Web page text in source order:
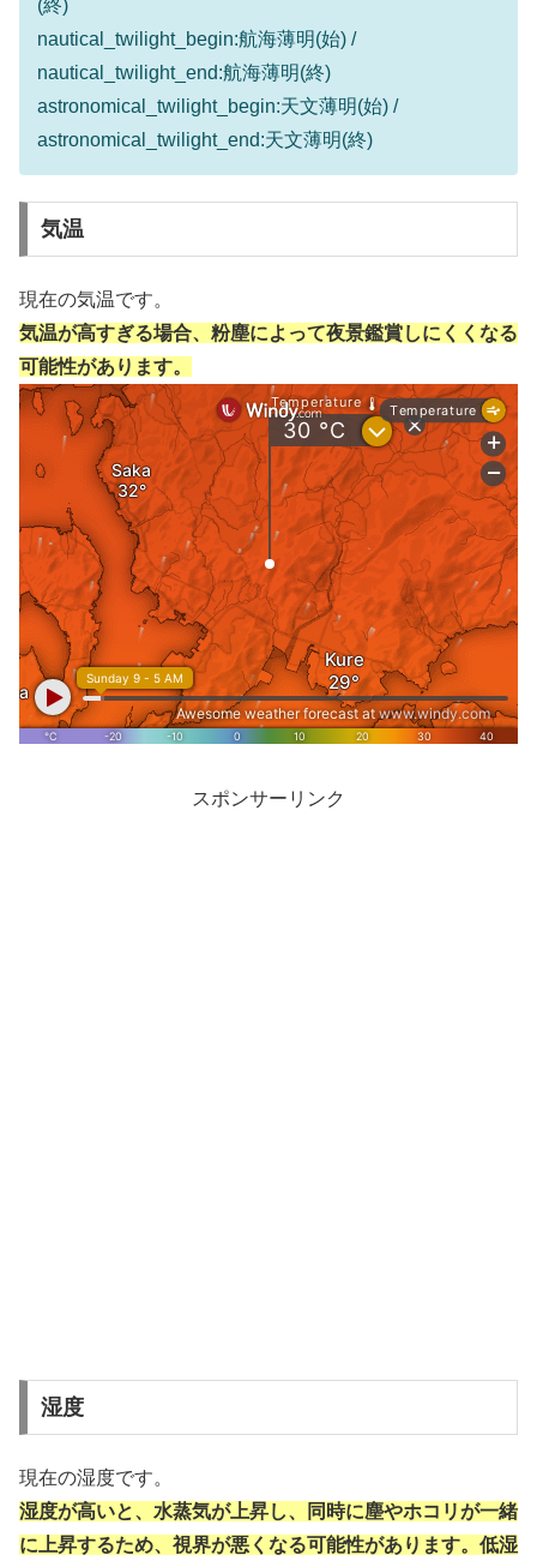
(終)
nautical_twilight_begin:航海薄明(始) /
nautical_twilight_end:航海薄明(終)
astronomical_twilight_begin:天文薄明(始) /
astronomical_twilight_end:天文薄明(終)
気温
現在の気温です。
気温が高すぎる場合、粉塵によって夜景鑑賞しにくくなる
可能性があります。
スポンサーリンク
湿度
現在の湿度です。
湿度が高いと、水蒸気が上昇し、同時に塵やホコリが一緒
に上昇するため、視界が悪くなる可能性があります。低湿